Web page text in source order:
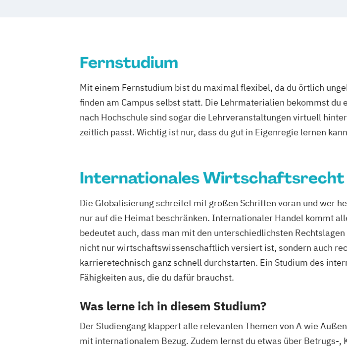
Fernstudium
Mit einem Fernstudium bist du maximal flexibel, da du örtlich
finden am Campus selbst statt. Die Lehrmaterialien bekommst
nach Hochschule sind sogar die Lehrveranstaltungen virtuell
zeitlich passt. Wichtig ist nur, dass du gut in Eigenregie lernen
Internationales Wirtschaftsrecht
Die Globalisierung schreitet mit großen Schritten voran und wer
nur auf die Heimat beschränken. Internationaler Handel kommt
bedeutet auch, dass man mit den unterschiedlichsten
nicht nur wirtschaftswissenschaftlich versiert ist, sondern auch
karrieretechnisch ganz schnell durchstarten. Ein Studium des
Fähigkeiten aus, die du dafür brauchst.
Was lerne ich in diesem Studium?
Der Studiengang klappert alle relevanten Themen von A wie
mit internationalem Bezug. Zudem lernst du etwas über Betrugs-